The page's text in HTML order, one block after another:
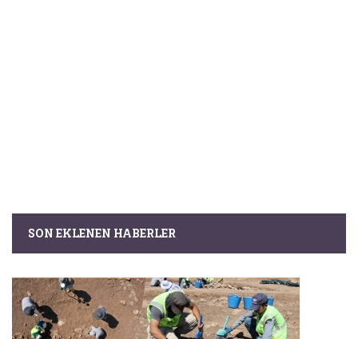
SON EKLENEN HABERLER